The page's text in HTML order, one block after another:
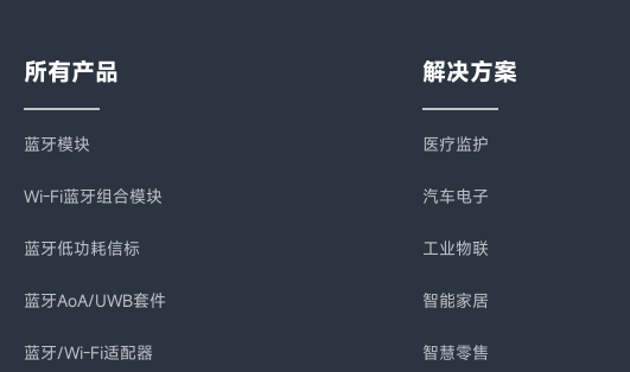
所有产品
蓝牙模块
Wi-Fi蓝牙组合模块
蓝牙低功耗信标
蓝牙AoA/UWB套件
蓝牙/Wi-Fi适配器
解决方案
医疗监护
汽车电子
工业物联
智能家居
智慧零售